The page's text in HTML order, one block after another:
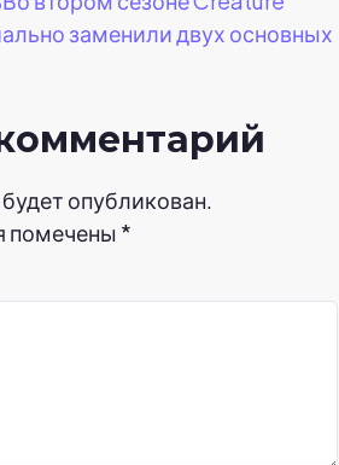
заменили двух основных
опубликован.
помечены *